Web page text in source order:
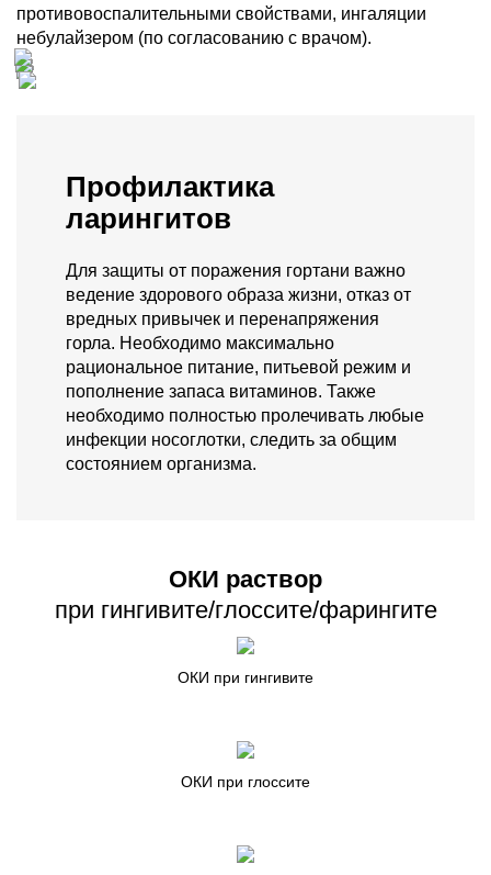
противовоспалительными свойствами, ингаляции
небулайзером (по согласованию с врачом).
Профилактика
ларингитов
Для защиты от поражения гортани важно
ведение здорового образа жизни, отказ от
вредных привычек и перенапряжения
горла. Необходимо максимально
рациональное питание, питьевой режим и
пополнение запаса витаминов. Также
необходимо полностью пролечивать любые
инфекции носоглотки, следить за общим
состоянием организма.
ОКИ раствор
при гингивите/глоссите/фарингите
ОКИ при гингивите
ОКИ при глоссите